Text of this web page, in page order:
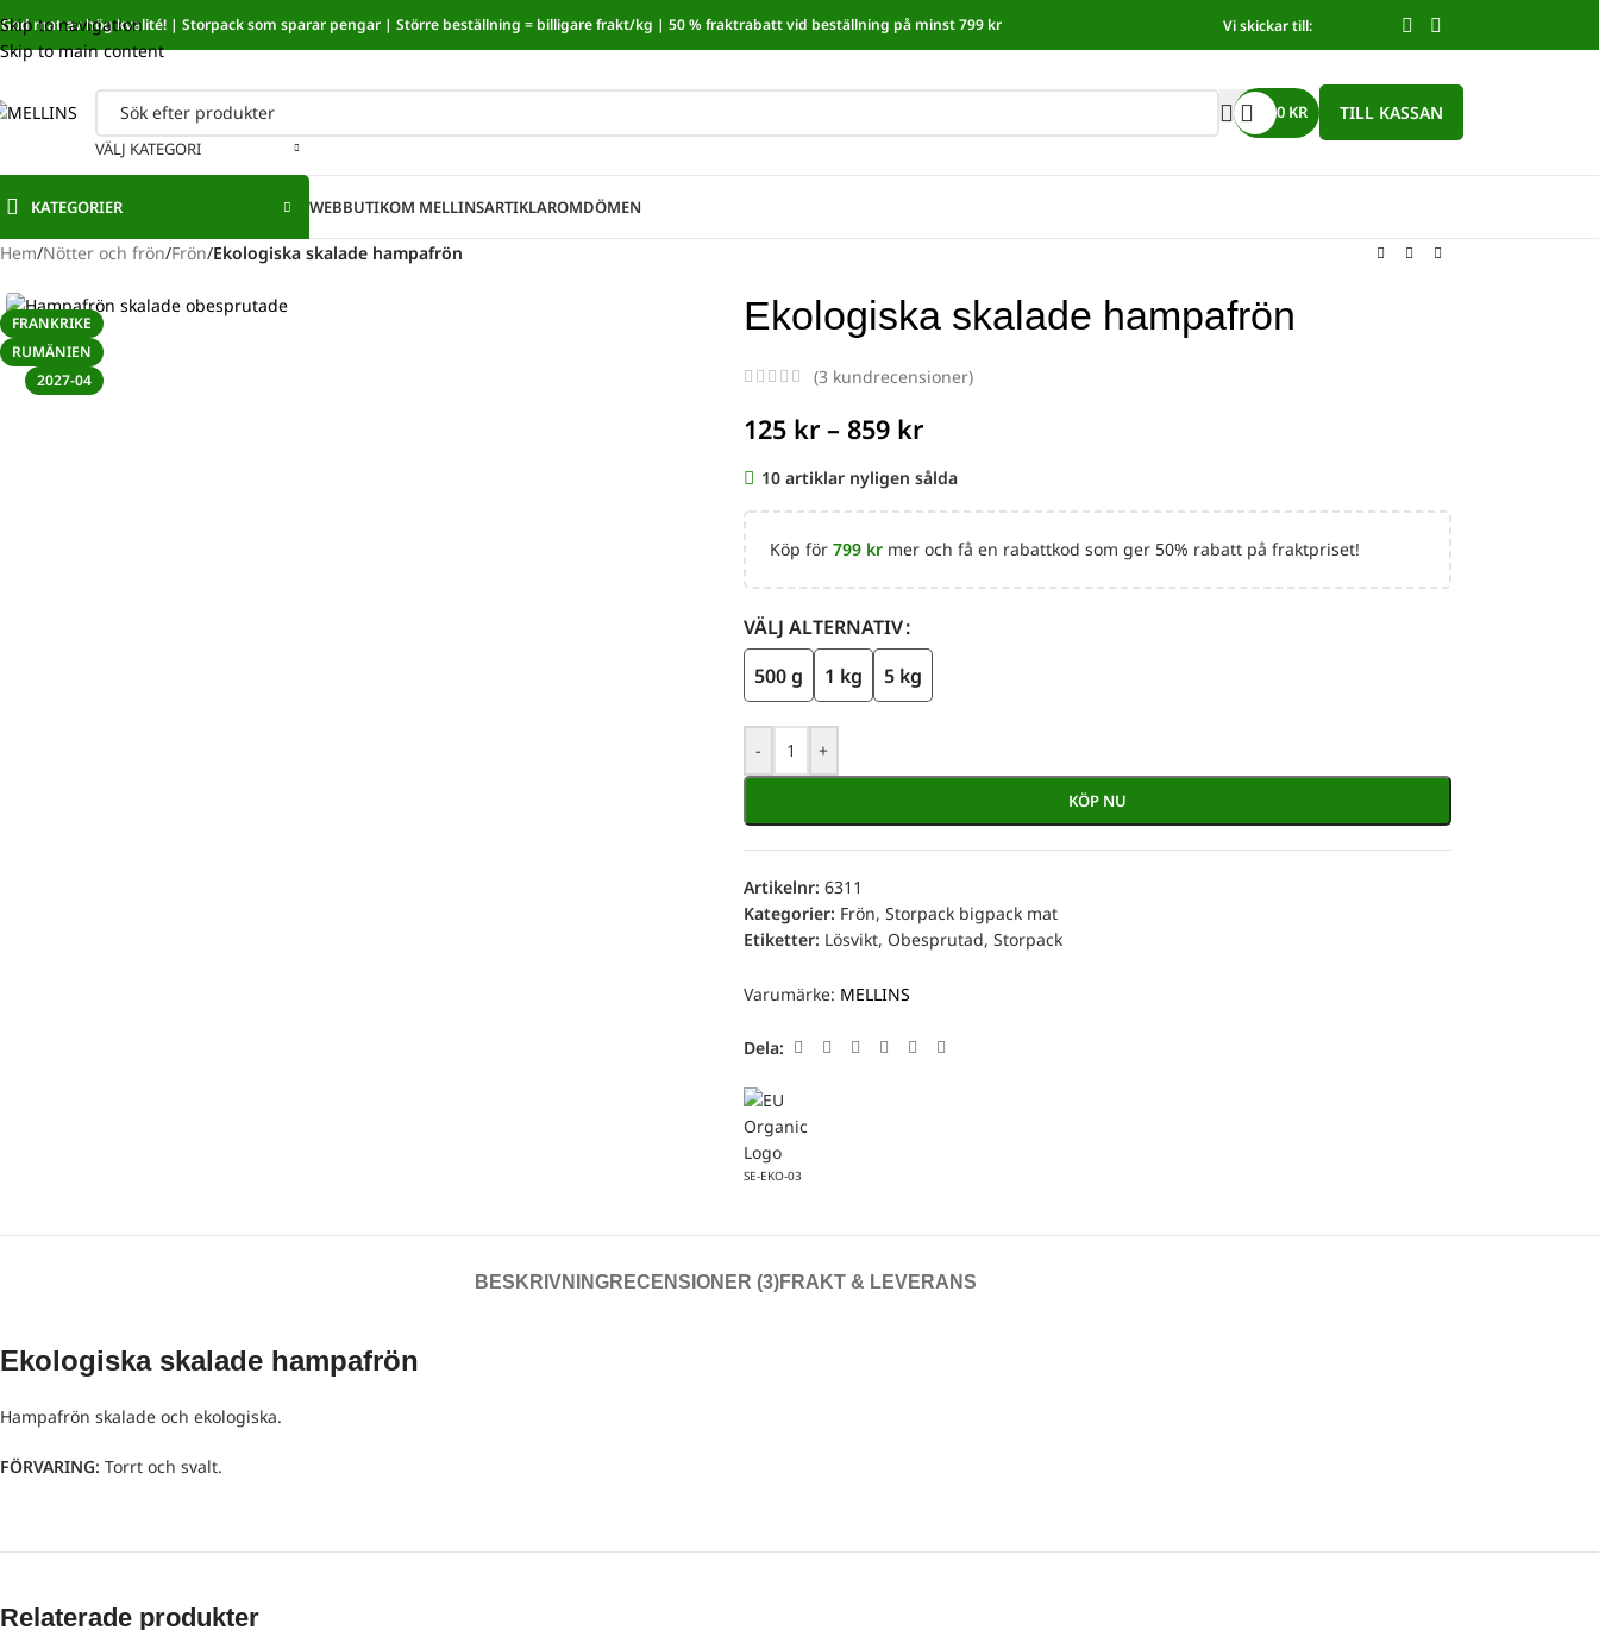
Skip to navigation
Skip to main content
Sänkt matmoms! I kassan dras automatiskt 5,35 % av från alla varor.
God mat av hög kvalité! | Storpack som sparar pengar | Större beställning = billigare frakt/kg | 50 % fraktrabatt vid beställning på minst 799 kr Vi skickar till:
VÄLJ KATEGORI
0 KR TILL KASSAN
KATEGORIER WEBBUTIKOM MELLINSARTIKLAROMDÖMEN
Hem/Nötter och frön/Frön/Ekologiska skalade hampafrön
FRANKRIKE
RUMÄNIEN
2027-04
Ekologiska skalade hampafrön
(3 kundrecensioner)
125 kr – 859 kr
10
Köp för 799 krmer och få en rabattkod som ger 50% rabatt på fraktpriset!
VÄLJ ALTERNATIV
500 g
1 kg 5 kg
- +
KÖP NU
Artikelnr: 6311
Kategorier: Frön, Storpack bigpack mat
Etiketter: Lösvikt, Obesprutad, Storpack
Varumärke: MELLINS
Dela:
SE-EKO-03
BESKRIVNINGRECENSIONER (3)FRAKT & LEVERANS
Ekologiska skalade hampafrön
Hampafrön skalade och ekologiska.
FÖRVARING: Torrt och svalt.
Relaterade produkter